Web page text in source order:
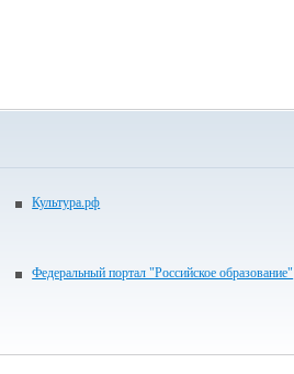
Культура.рф
Федеральный портал "Российское образование"